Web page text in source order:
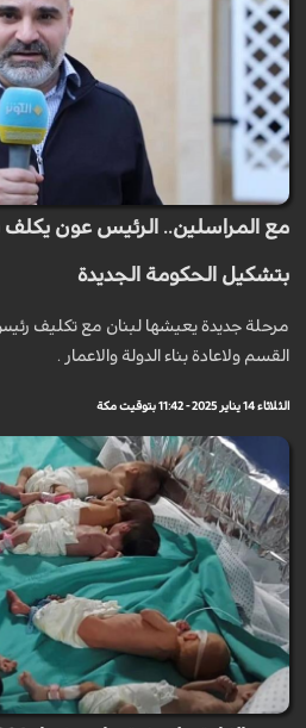
مع المراسلين.. الرئيس عون يكلف
بتشكيل الحكومة الجديدة
مرحلة جديدة يعيشها لبنان مع تكليف
القسم ولاعادة بناء الدولة والاعمار .
الثلاثاء 14 يناير 2025 - 11:42 بتوقيت مكة